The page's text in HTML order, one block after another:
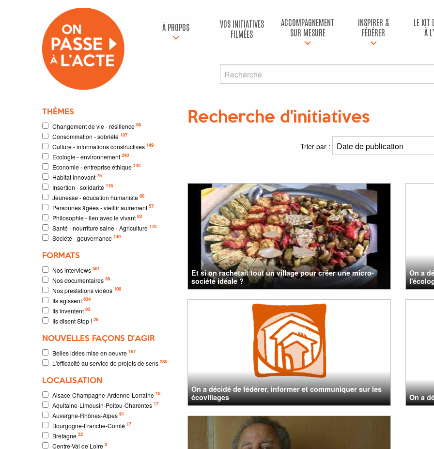
À PROPOS
VOS INITIATIVES
FILMÉES
ACCOMPAGNEMENT
SUR MESURE
INSPIRER &
FÉDÉRER
LE KIT
À
THÈMES
Changement de vie - résilience 86
Consommation - sobriété 107
Culture - informations constructives 149
Ecologie - environnement 240
Economie - entreprise éthique 142
Habitat innovant 76
Insertion - solidarité 116
Jeunesse - éducation humaniste 80
Personnes âgées - vieillir autrement 57
Philosophie - lien avec le vivant 83
Santé - nourriture saine - Agriculture 170
Société - gouvernance 140
FORMATS
Nos interviews 561
Nos documentaires 36
Nos prestations vidéos 108
Ils agissent 634
Ils inventent 93
Ils disent Stop ! 26
NOUVELLES FAÇONS D'AGIR
Belles idées mise en oeuvre 167
L'efficacité au service de projets de sens 285
LOCALISATION
Alsace-Champagne-Ardenne-Lorraine 10
Aquitaine-Limousin-Poitou-Charentes 17
Auvergne-Rhônes-Alpes 91
Bourgogne-Franche-Comté 17
Bretagne 32
Centre-Val de Loire 3
Recherche d'initiatives
Trier par :
Et si on rachetait tout un village pour créer une micro-
société idéale ?
On a
On a décidé de fédérer, informer et communiquer sur les
écovillages
On a